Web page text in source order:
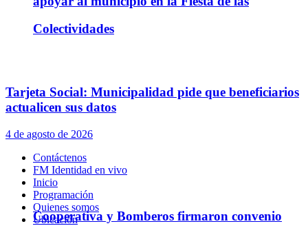
Colectividades
Cooperativa y Bomberos firmaron convenio
Tarjeta Social: Municipalidad pide que beneficiarios
actualicen sus datos
4 de agosto de 2026
Contáctenos
FM Identidad en vivo
Inicio
Programación
Quienes somos
Ubicación